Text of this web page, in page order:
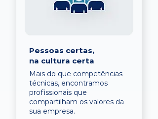
Pessoas certas,
na cultura certa
Mais do que competências
técnicas, encontramos
profissionais que
compartilham os valores da
sua empresa.